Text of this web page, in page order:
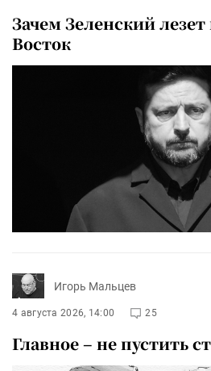
Зачем Зеленский
Восток
Игорь Мальцев
4 августа 2026, 14:00 25
Главное – не пустить